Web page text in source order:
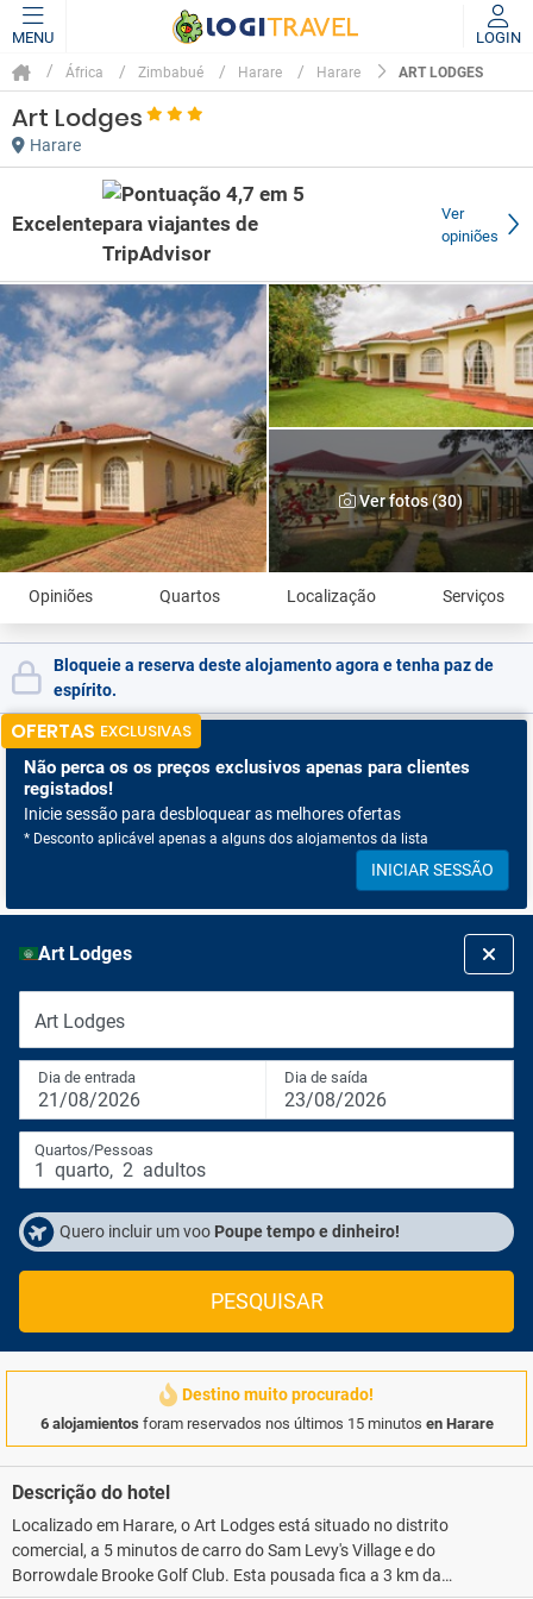
MENU LOGIN
África Zimbabué Harare Harare ART LODGES
Art Lodges
Harare
Excelente
Ver
opiniões
Ver fotos (30)
Opiniões Quartos Localização Serviços
Bloqueie a reserva deste alojamento agora e tenha paz de
espírito.
OFERTAS EXCLUSIVAS
Não perca os os preços exclusivos apenas para clientes
registados!
Inicie sessão para desbloquear as melhores ofertas
* Desconto aplicável apenas a alguns dos alojamentos da lista
INICIAR SESSÃO
Art Lodges
Art Lodges
Dia de entrada
21/08/2026
Dia de saída
23/08/2026
Quartos/Pessoas
1 quarto, 2 adultos
Quero incluir um voo Poupe tempo e dinheiro!
PESQUISAR
Destino muito procurado!
6 alojamientos foram reservados nos últimos 15 minutos en Harare
Descrição do hotel
Localizado em Harare, o Art Lodges está situado no distrito
comercial, a 5 minutos de carro do Sam Levy's Village e do
Borrowdale Brooke Golf Club. Esta pousada fica a 3 km da